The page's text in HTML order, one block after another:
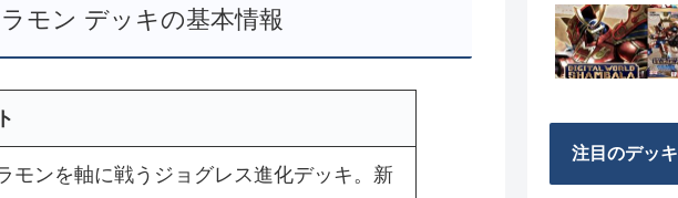
モン デッキの基本情報
モンを軸に戦うジョグレス進化デッキ。新
注目のデッキ